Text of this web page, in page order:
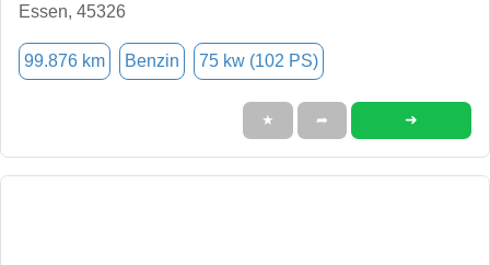
Essen, 45326
99.876 km Benzin 75 kw (102 PS)
★ ➦ ➜